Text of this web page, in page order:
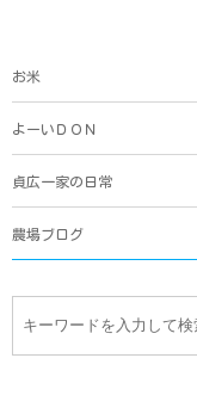
お米
よーいＤＯＮ
貞広一家の日常
農場ブログ